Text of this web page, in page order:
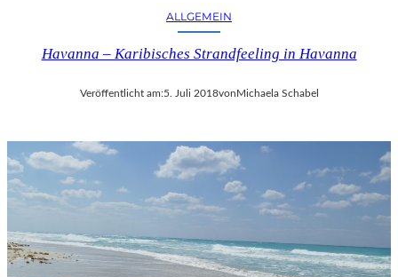
ALLGEMEIN
Havanna – Karibisches Strandfeeling in Havanna
Veröffentlicht am:5. Juli 2018vonMichaela Schabel